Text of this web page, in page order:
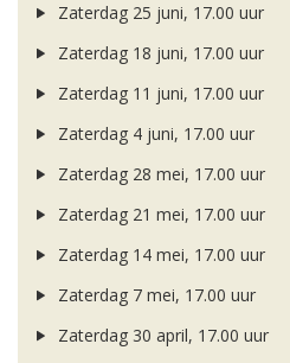
Zaterdag 25 juni, 17.00 uur
Zaterdag 18 juni, 17.00 uur
Zaterdag 11 juni, 17.00 uur
Zaterdag 4 juni, 17.00 uur
Zaterdag 28 mei, 17.00 uur
Zaterdag 21 mei, 17.00 uur
Zaterdag 14 mei, 17.00 uur
Zaterdag 7 mei, 17.00 uur
Zaterdag 30 april, 17.00 uur